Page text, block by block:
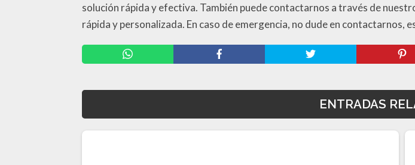
solución rápida y efectiva. También puede contactarnos a través de
rápida y personalizada. En caso de emergencia, no dude en contactarnos,
ENTRADAS